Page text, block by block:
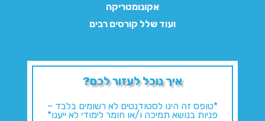
אקונומטריקה
ועוד שלל קורסים רבים
איך נוכל לעזור לכם?
*טופס זה הינו לסטודנטים לא רשומים בלבד –
פניות בנושא תמיכה ו/או חומר לימודי לא ייענו*